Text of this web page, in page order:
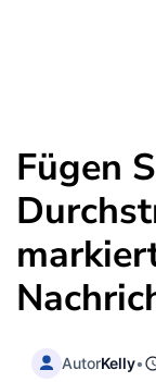
Fügen
AutorKelly•